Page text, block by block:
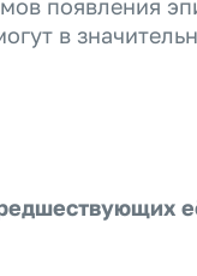
появления
в